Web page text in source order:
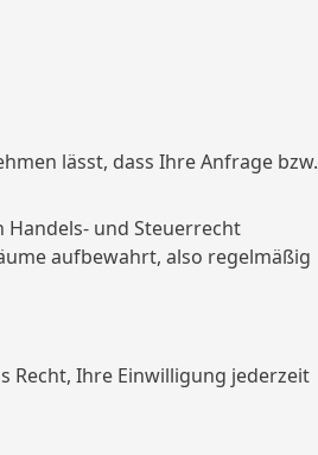
lässt, dass Ihre Anfrage bzw.
Handels- und Steuerrecht
aufbewahrt, also regelmäßig
Recht, Ihre Einwilligung jederzeit